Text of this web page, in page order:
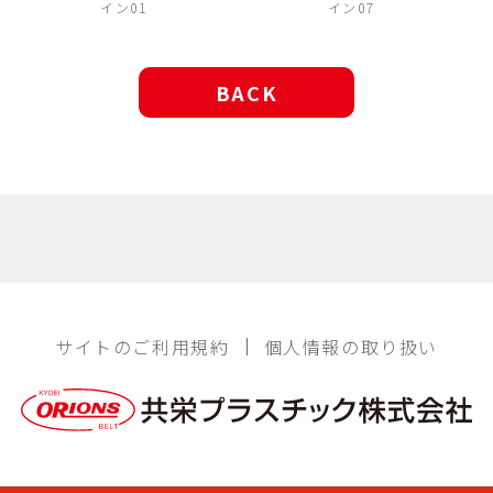
イン01 イン07
BACK
サイトのご利用規約 個人情報の取り扱い